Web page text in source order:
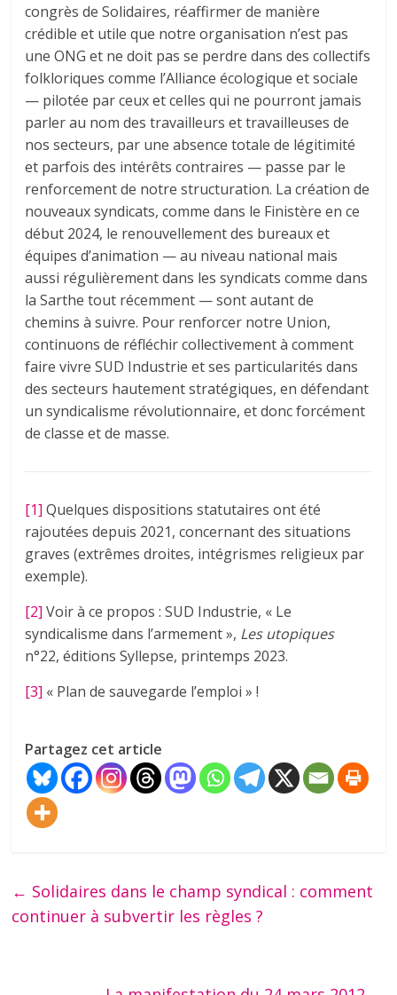
congrès de Solidaires, réaffirmer de manière
crédible et utile que notre organisation n’est pas
une ONG et ne doit pas se perdre dans des collectifs
folkloriques comme l’Alliance écologique et sociale
— pilotée par ceux et celles qui ne pourront jamais
parler au nom des travailleurs et travailleuses de
nos secteurs, par une absence totale de légitimité
et parfois des intérêts contraires — passe par le
renforcement de notre structuration. La création de
nouveaux syndicats, comme dans le Finistère en ce
début 2024, le renouvellement des bureaux et
équipes d’animation — au niveau national mais
aussi régulièrement dans les syndicats comme dans
la Sarthe tout récemment — sont autant de
chemins à suivre. Pour renforcer notre Union,
continuons de réfléchir collectivement à comment
faire vivre SUD Industrie et ses particularités dans
des secteurs hautement stratégiques, en défendant
un syndicalisme révolutionnaire, et donc forcément
de classe et de masse.
[1] Quelques dispositions statutaires ont été
rajoutées depuis 2021, concernant des situations
graves (extrêmes droites, intégrismes religieux par
exemple).
[2] Voir à ce propos : SUD Industrie, « Le
syndicalisme dans l’armement », Les utopiques
n°22, éditions Syllepse, printemps 2023.
[3] « Plan de sauvegarde l’emploi » !
Partagez cet article
← Solidaires dans le champ syndical : comment
continuer à subvertir les règles ?